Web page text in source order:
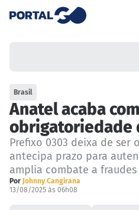
Brasil
Anatel acaba com
obrigatoriedade
Prefixo 0303 deixa de ser
antecipa prazo para
amplia combate a
Por Johnny Cangirana
13/08/2025 às 06h08